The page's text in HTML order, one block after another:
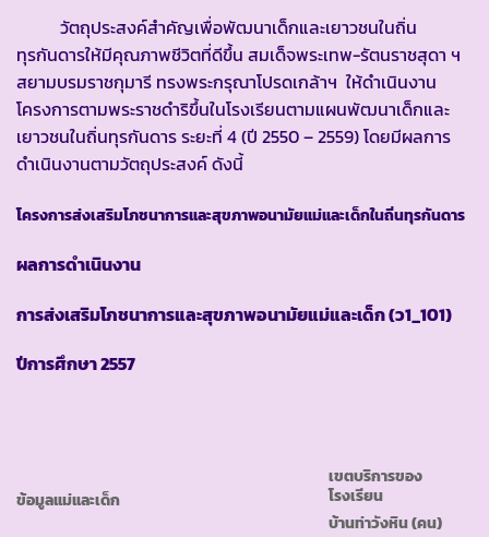
วัตถุประสงค์สำคัญเพื่อพัฒนาเด็กและเยาวชนในถิ่น
ทุรกันดารให้มีคุณภาพชีวิตที่ดีขึ้น สมเด็จพระเทพ-รัตนราชสุดา ฯ
สยามบรมราชกุมารี ทรงพระกรุณาโปรดเกล้าฯ ให้ดำเนินงาน
โครงการตามพระราชดำริขึ้นในโรงเรียนตามแผนพัฒนาเด็กและ
เยาวชนในถิ่นทุรกันดาร ระยะที่ 4 (ปี 2550 – 2559) โดยมีผลการ
ดำเนินงานตามวัตถุประสงค์ ดังนี้
โครงการส่งเสริมโภชนาการและสุขภาพอนามัยแม่และเด็กในถิ่นทุรกันดาร
ผลการดำเนินงาน
การส่งเสริมโภชนาการและสุขภาพอนามัยแม่และเด็ก(ว1_101)
ปีการศึกษา2557
ข้อมูลแม่และเด็ก
เขตบริการของ
โรงเรียน
บ้านท่าวังหิน(คน)